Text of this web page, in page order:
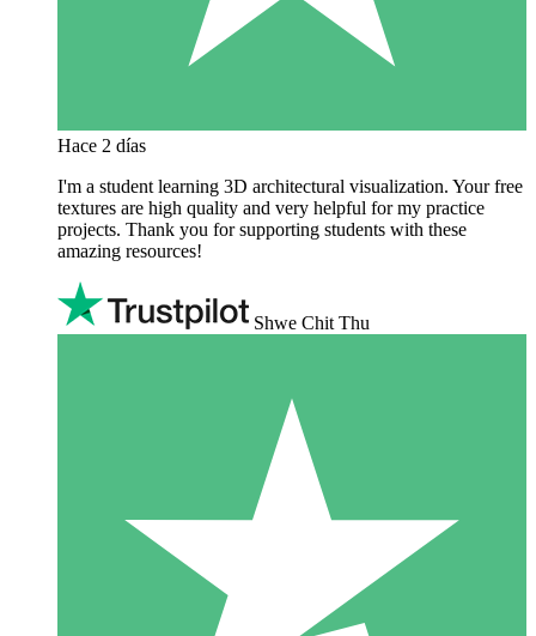
Hace 2 días
I'm a student learning 3D architectural visualization. Your free
textures are high quality and very helpful for my practice
projects. Thank you for supporting students with these
amazing resources!
Shwe Chit Thu